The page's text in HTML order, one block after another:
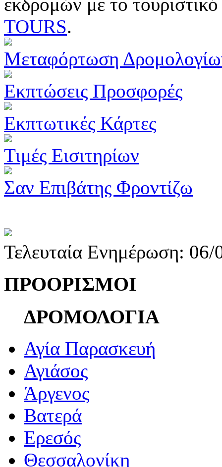
εκδρομών με το
TOURS.
Μεταφόρτωση
Εκπτώσεις Προσφορές
Εκπτωτικές Κάρτες
Τιμές Εισιτηρίων
Σαν Επιβάτης Φροντίζω
Τελευταία Ενημέρωση:
ΠΡΟΟΡΙΣΜΟΙ
ΔΡΟΜΟΛΟΓΙΑ
Αγία Παρασκευή
Αγιάσος
Άργενος
Βατερά
Ερεσός
Θεσσαλονίκη